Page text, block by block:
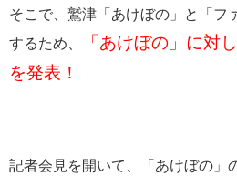
そこで、鷲津「あけぼの」と「フ
するため、
「あけぼの」に対
を発表！
記者会見を開いて、「あけぼの」